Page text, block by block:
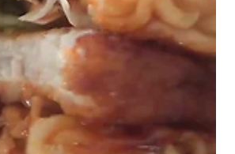
가 없는듯 합니다~맛을 보니 짠맛도 덜하고, 단맛
단맛이 살짝 느껴지고, 치즈의 느끼함이 좀 느껴지
꽤 괜..